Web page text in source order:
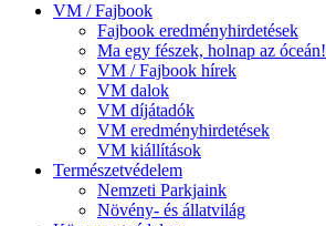
VM / Fajbook
Fajbook eredményhirdetések
Ma egy fészek, holnap az óceán!
VM / Fajbook hírek
VM dalok
VM díjátadók
VM eredményhirdetések
VM kiállítások
Természetvédelem
Nemzeti Parkjaink
Növény- és állatvilág